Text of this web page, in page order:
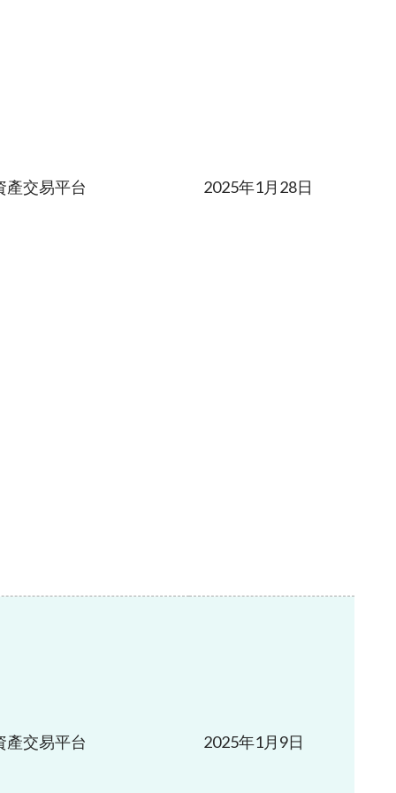
產交易平台 2025年1月28日
產交易平台 2025年1月9日